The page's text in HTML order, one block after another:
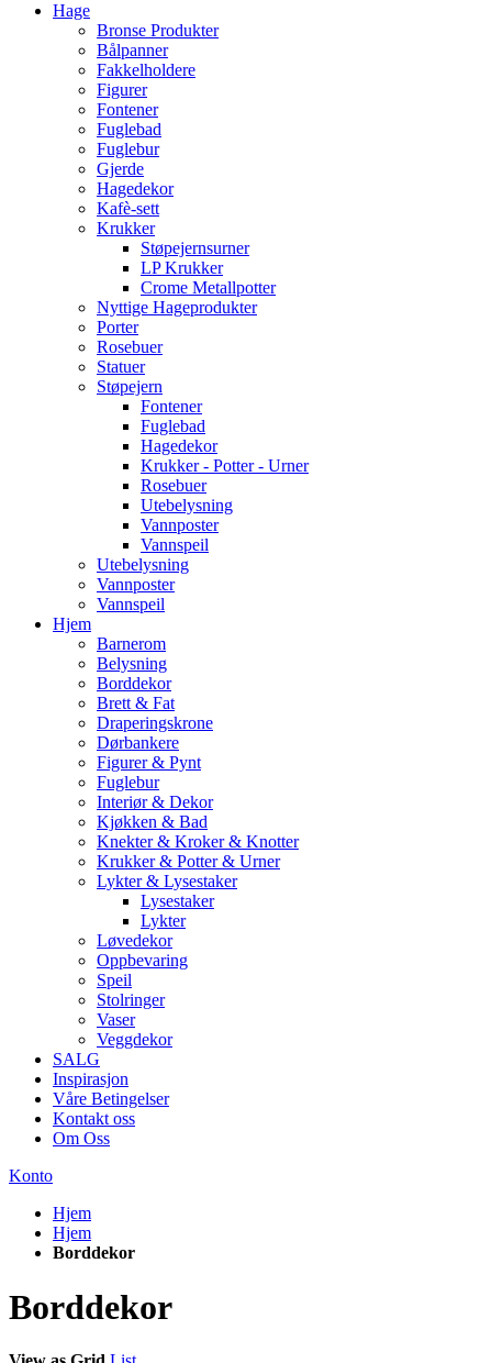
Hage
Bronse Produkter
Bålpanner
Fakkelholdere
Figurer
Fontener
Fuglebad
Fuglebur
Gjerde
Hagedekor
Kafè-sett
Krukker
Støpejernsurner
LP Krukker
Crome Metallpotter
Nyttige Hageprodukter
Porter
Rosebuer
Statuer
Støpejern
Fontener
Fuglebad
Hagedekor
Krukker - Potter - Urner
Rosebuer
Utebelysning
Vannposter
Vannspeil
Utebelysning
Vannposter
Vannspeil
Hjem
Barnerom
Belysning
Borddekor
Brett & Fat
Draperingskrone
Dørbankere
Figurer & Pynt
Fuglebur
Interiør & Dekor
Kjøkken & Bad
Knekter & Kroker & Knotter
Krukker & Potter & Urner
Lykter & Lysestaker
Lysestaker
Lykter
Løvedekor
Oppbevaring
Speil
Stolringer
Vaser
Veggdekor
SALG
Inspirasjon
Våre Betingelser
Kontakt oss
Om Oss
Konto
Hjem
Hjem
Borddekor
Borddekor